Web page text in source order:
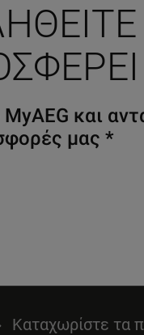
και
μας *
Καταχωρίστε τα